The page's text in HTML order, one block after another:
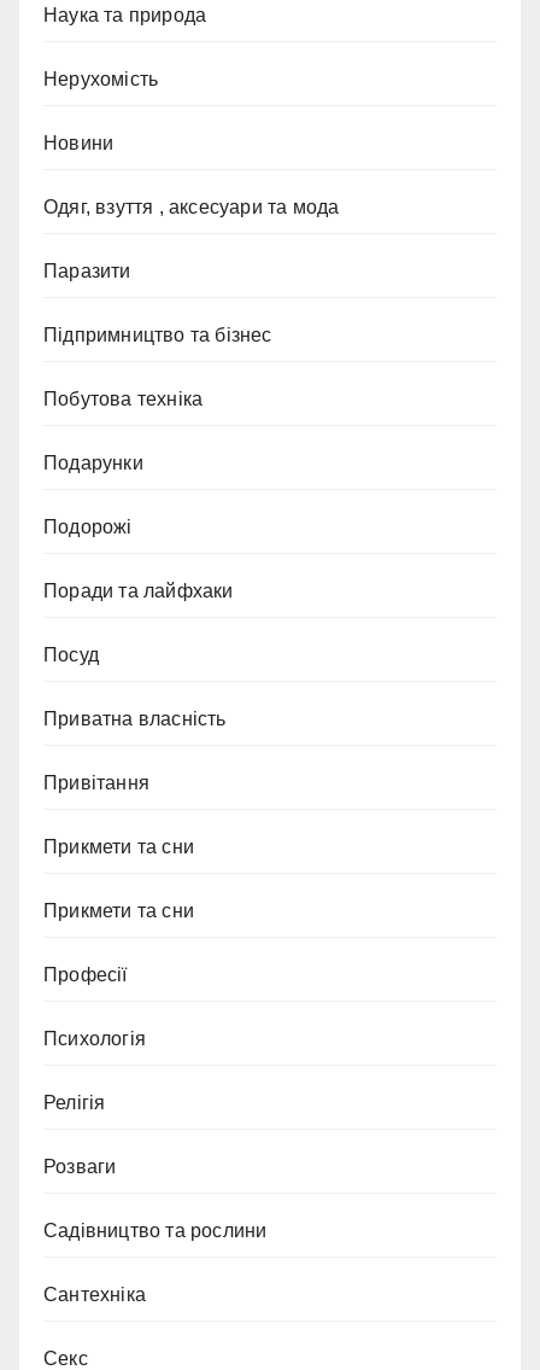
Наука та природа
Нерухомість
Новини
Одяг, взуття , аксесуари та мода
Паразити
Підпримництво та бізнес
Побутова техніка
Подарунки
Подорожі
Поради та лайфхаки
Посуд
Приватна власність
Привітання
Прикмети та сни
Прикмети та сни
Професії
Психологія
Релігія
Розваги
Садівництво та рослини
Сантехніка
Секс